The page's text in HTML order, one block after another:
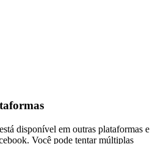
disponível em outras plataformas e
Você pode tentar múltiplas